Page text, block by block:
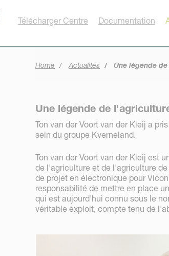
Télécharger Centre Documentation
Home Actualités Une légende
Une légende de
Ton van der Voort van der Kleij a
sein du groupe Kverneland.
Ton van der Voort van der Kleij est
de l'agriculture et de l'agriculture
de projet en électronique pour
responsabilité de mettre en place
qui est aujourd'hui connu sous le
véritable exploit, compte tenu de